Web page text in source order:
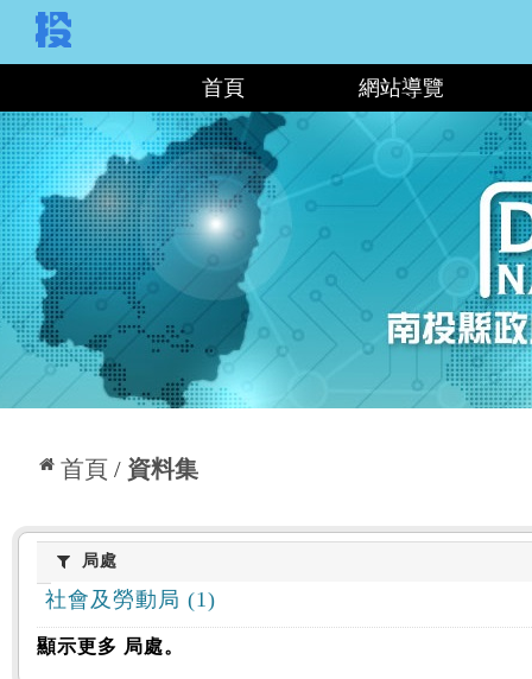
首頁 網站導覽
首頁 資料集
:::
局處局處
社會及勞動局 (1)
顯示更多 局處。